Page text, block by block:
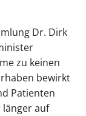
Dr. Dirk
zu keinen
bewirkt
Patienten
länger auf